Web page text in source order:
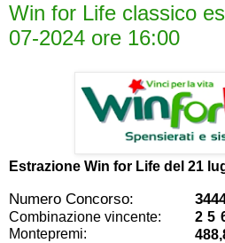
Win for Life classico
07-2024 ore 16:00
Estrazione Win for Life del 21
Numero Concorso:
Combinazione vincente:
2 5
Montepremi: